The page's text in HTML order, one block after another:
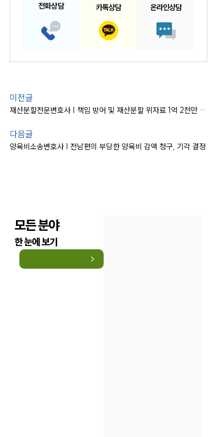
전화상담 카톡상담 온라인상담
이전글
재산분할전문변호사 | 책임 방어 및 재산분할 위자료 1억 2천만 원 승소
다음글
양육비소송변호사 | 전남편의 부당한 양육비 감액 청구, 기각 결정
모든 분야
한 눈에 보기